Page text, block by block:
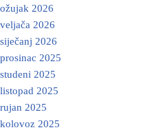
ožujak 2026
veljača 2026
siječanj 2026
prosinac 2025
studeni 2025
listopad 2025
rujan 2025
kolovoz 2025